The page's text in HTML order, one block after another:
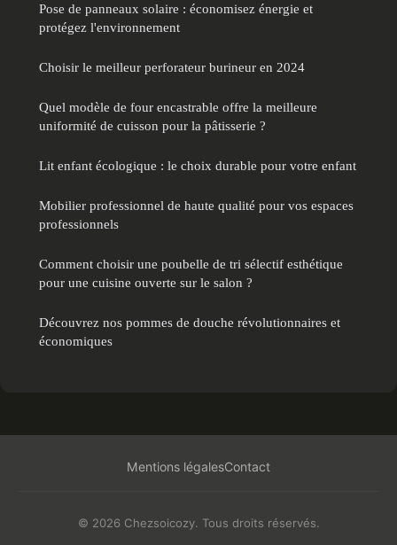
Pose de panneaux solaire : économisez énergie et
protégez l'environnement
Choisir le meilleur perforateur burineur en 2024
Quel modèle de four encastrable offre la meilleure
uniformité de cuisson pour la pâtisserie ?
Lit enfant écologique : le choix durable pour votre enfant
Mobilier professionnel de haute qualité pour vos espaces
professionnels
Comment choisir une poubelle de tri sélectif esthétique
pour une cuisine ouverte sur le salon ?
Découvrez nos pommes de douche révolutionnaires et
économiques
Mentions légalesContact
© 2026 Chezsoicozy. Tous droits réservés.